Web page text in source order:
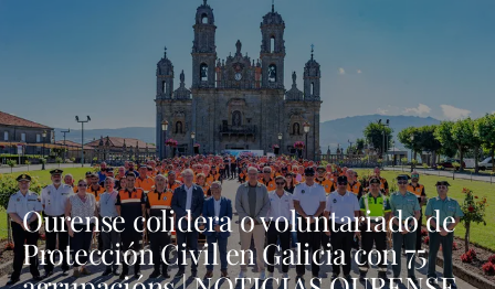
Ourense colidera o voluntariado de
Protección Civil en Galicia con 75